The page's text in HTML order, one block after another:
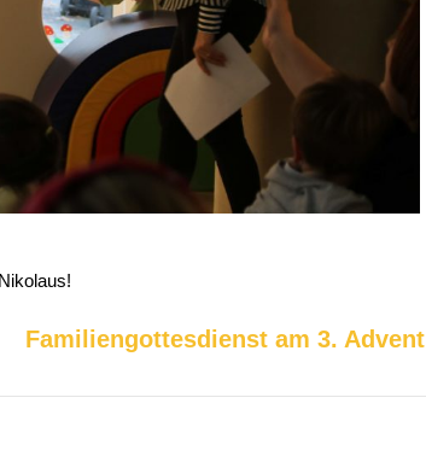
Familiengottesdienst am 3. Advent